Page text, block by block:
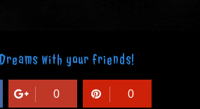
with your friends!
0 0